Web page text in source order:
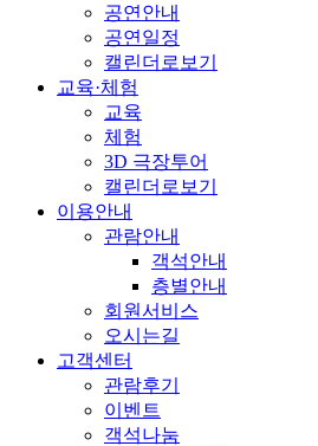
공연안내
공연일정
캘린더로보기
교육·체험
교육
체험
3D 극장투어
캘린더로보기
이용안내
관람안내
객석안내
층별안내
회원서비스
오시는길
고객센터
관람후기
이벤트
객석나눔